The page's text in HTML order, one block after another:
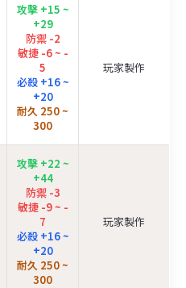
攻擊 +15 ~
+29
防禦 -2
敏捷 -6 ~ -
5
必殺 +16 ~
+20
耐久 250 ~
300
玩家製作
攻擊 +22 ~
+44
防禦 -3
敏捷 -9 ~ -
7
必殺 +16 ~
+20
耐久 250 ~
300
玩家製作